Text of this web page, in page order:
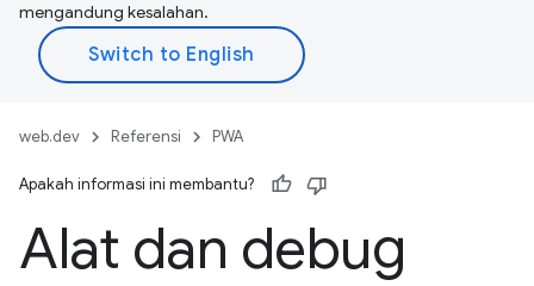
mengandung kesalahan.
web.dev Referensi PWA
Apakah informasi ini membantu?
Alat dan debug